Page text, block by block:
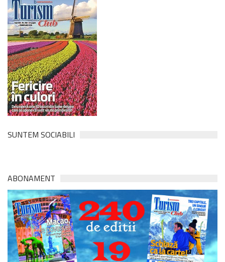
SUNTEM SOCIABILI
ABONAMENT